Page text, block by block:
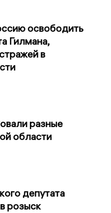
освободить
Гилмана,
в
разные
области
депутата
розыск